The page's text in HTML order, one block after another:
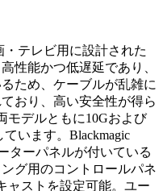
・テレビ用に設計された
性能かつ低遅延であり、
ため、ケーブルが乱雑に
おり、高い安全性が得ら
モデルともに10Gおよび
います。Blackmagic
ターパネルが付いている
グ用のコントロールパネ
ャストを設定可能。ユー